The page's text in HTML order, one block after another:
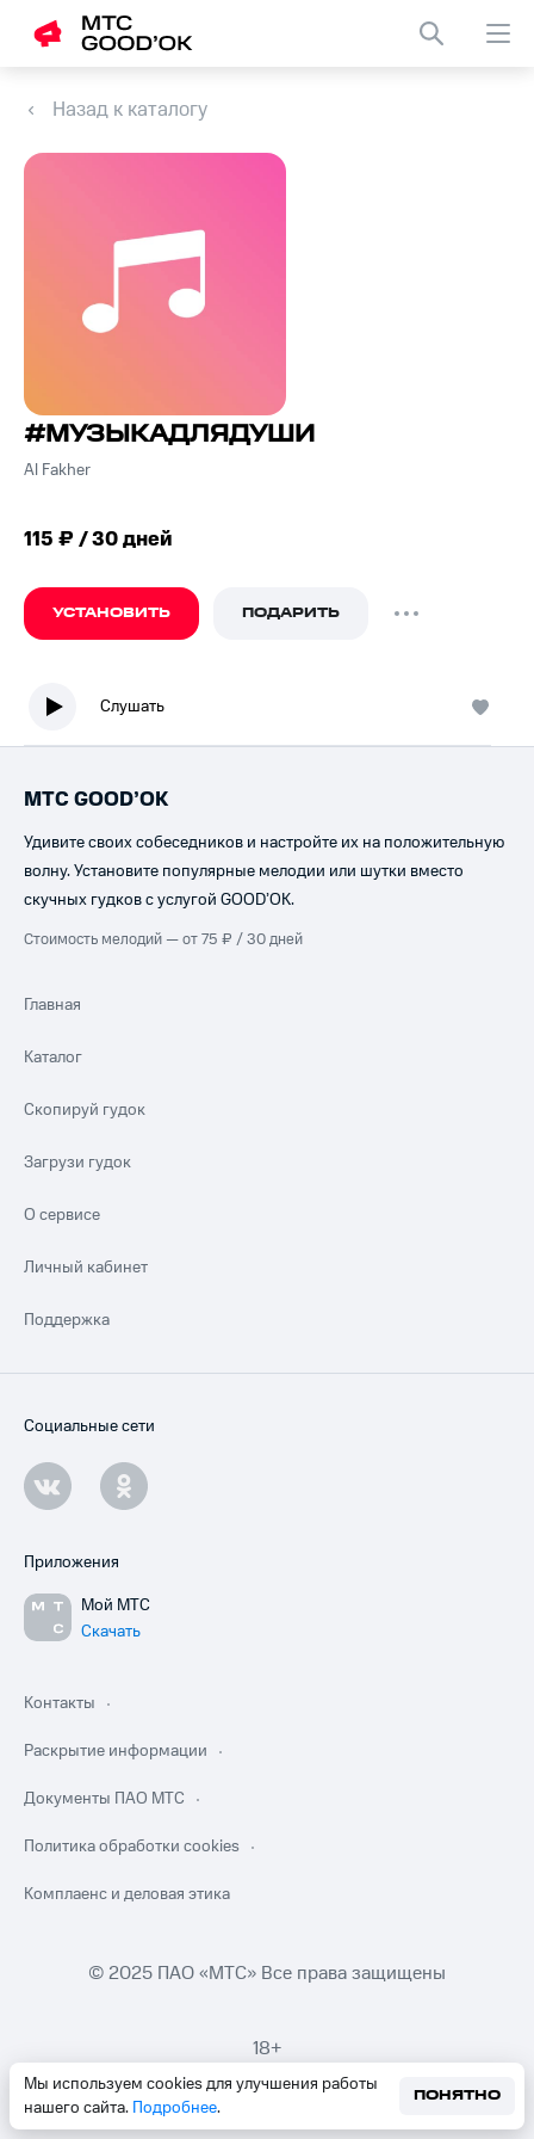
Назад к каталогу
#МУЗЫКАДЛЯДУШИ
Al Fakher
115 ₽ / 30 дней
УСТАНОВИТЬ ПОДАРИТЬ
Слушать
Мы используем cookies для улучшения работы
нашего сайта. Подробнее.
ПОНЯТНО
МТС GOOD’OK
Удивите своих собеседников и настройте их на положительную
волну. Установите популярные мелодии или шутки вместо
скучных гудков с услугой GOOD’OK.
Стоимость мелодий — от 75 ₽ / 30 дней
Главная
Каталог
Скопируй гудок
Загрузи гудок
О сервисе
Личный кабинет
Поддержка
Социальные сети
Приложения
Мой МТС
Скачать
Контакты
Раскрытие информации
Документы ПАО МТС
Политика обработки cookies
Комплаенс и деловая этика
© 2025 ПАО «МТС» Все права защищены
18+